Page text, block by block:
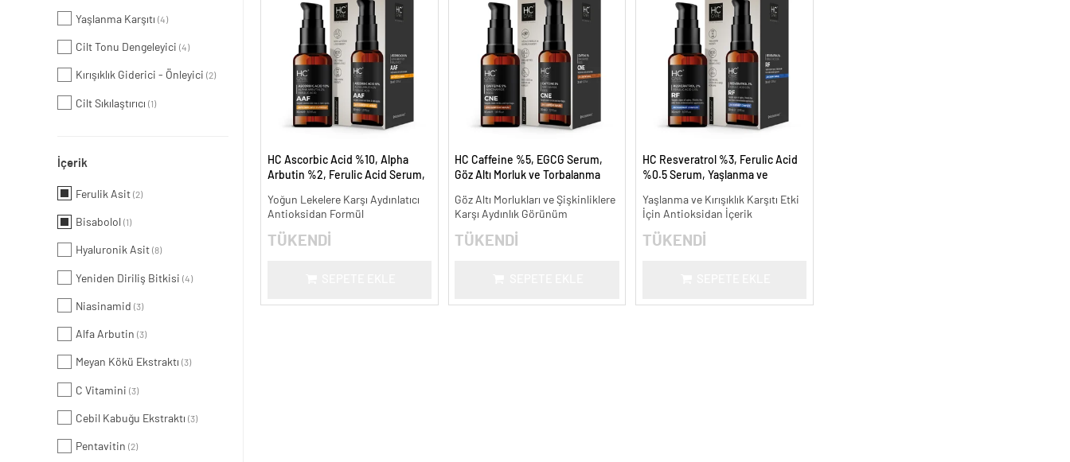
Yaşlanma Karşıtı (4)
Cilt Tonu Dengeleyici (4)
Kırışıklık Giderici - Önleyici (2)
Cilt Sıkılaştırıcı (1)
İçerik
Ferulik Asit (2)
Bisabolol (1)
Hyaluronik Asit (8)
Yeniden Diriliş Bitkisi (4)
Niasinamid (3)
Alfa Arbutin (3)
Meyan Kökü Ekstraktı (3)
C Vitamini (3)
Cebil Kabuğu Ekstraktı (3)
Pentavitin (2)
HC Ascorbic Acid %10, Alpha
Arbutin %2, Ferulic Acid Serum,
ml.
Yoğun Lekelere Karşı Aydınlatıcı
Antioksidan Formül
TÜKENDİ
HC Caffeine %5, EGCG Serum,
Göz Altı Morluk ve Torbalanma
Göz Altı Morlukları ve Şişkinliklere
Karşı Aydınlık Görünüm
TÜKENDİ
HC Resveratrol %3, Ferulic Acid
%0.5 Serum, Yaşlanma ve
Yaşlanma ve Kırışıklık Karşıtı Etki
İçin Antioksidan İçerik
TÜKENDİ